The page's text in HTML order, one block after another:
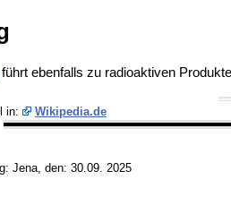
ebenfalls zu radioaktiven
in: Wikipedia.de
Jena, den: 30.09. 2025